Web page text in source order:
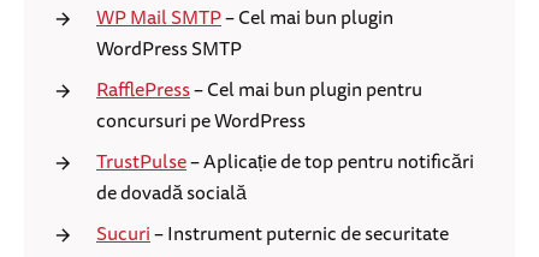
WP Mail SMTP– Cel mai bun plugin
WordPress SMTP
RafflePress– Cel mai bun plugin pentru
concursuri pe WordPress
TrustPulse– Aplicație de top pentru notificări
de dovadă socială
Sucuri– Instrument puternic de securitate